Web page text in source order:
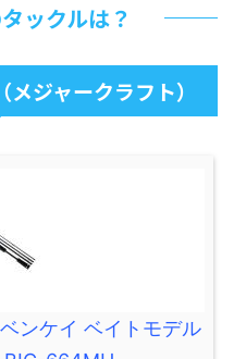
ックルは？
ジャークラフト）
ンケイ ベイトモデル